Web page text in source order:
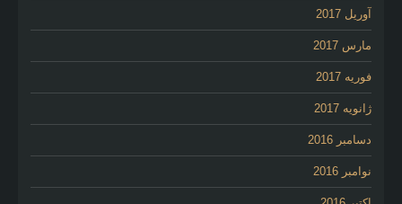
آوریل 2017
مارس 2017
فوریه 2017
ژانویه 2017
دسامبر 2016
نوامبر 2016